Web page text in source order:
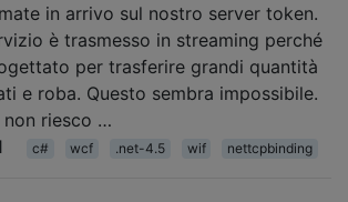
in arrivo sul nostro server token.
è trasmesso in streaming perché
per trasferire grandi quantità
e roba. Questo sembra impossibile.
non riesco …
c# wcf .net-4.5 wif nettcpbinding